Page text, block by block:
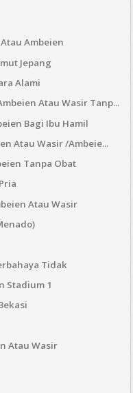
Ambeien
Jepang
Alami
Atau Wasir Tanp...
Bagi Ibu Hamil
Atau Wasir /Ambeie...
Tanpa Obat
Atau Wasir
Tidak
Stadium 1
Atau Wasir